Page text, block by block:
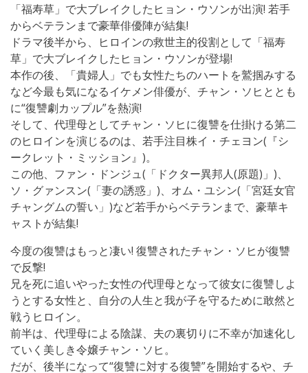
「福寿草」で大ブレイクしたヒョン・ウソンが出演! 若手
からベテランまで豪華俳優陣が結集!
ドラマ後半から、ヒロインの救世主的役割として「福寿
草」で大ブレイクしたヒョン・ウソンが登場!
本作の後、「貴婦人」でも女性たちのハートを鷲掴みする
など今最も気になるイケメン俳優が、チャン・ソヒととも
に“復讐劇カップル”を熱演!
そして、代理母としてチャン・ソヒに復讐を仕掛ける第二
のヒロインを演じるのは、若手注目株イ・チェヨン(『シ
ークレット・ミッション』)。
この他、ファン・ドンジュ(「ドクター異邦人(原題)」)、
ソ・グァンスン(「妻の誘惑」)、オム・ユシン(「宮廷女官
チャングムの誓い」)など若手からベテランまで、豪華キ
ャストが結集!
今度の復讐はもっと凄い! 復讐されたチャン・ソヒが復讐
で反撃!
兄を死に追いやった女性の代理母となって彼女に復讐しよ
うとする女性と、自分の人生と我が子を守るために敢然と
戦うヒロイン。
前半は、代理母による陰謀、夫の裏切りに不幸が加速化し
ていく美しき令嬢チャン・ソヒ。
だが、後半になって“復讐に対する復讐”を開始するや、チ